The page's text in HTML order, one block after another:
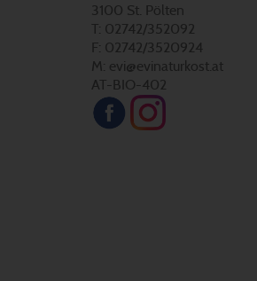
3100 St. Pölten
T: 02742/352092
F: 02742/3520924
M: evi@evinaturkost.at
AT-BIO-402